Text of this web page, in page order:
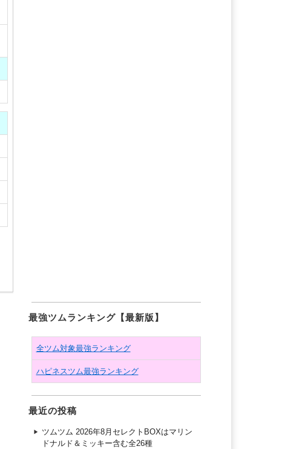
最強ツムランキング【最新版】
全ツム対象最強ランキング
ハピネスツム最強ランキング
最近の投稿
ツムツム 2026年8月セレクトBOXはマリン
ドナルド＆ミッキー含む全26種